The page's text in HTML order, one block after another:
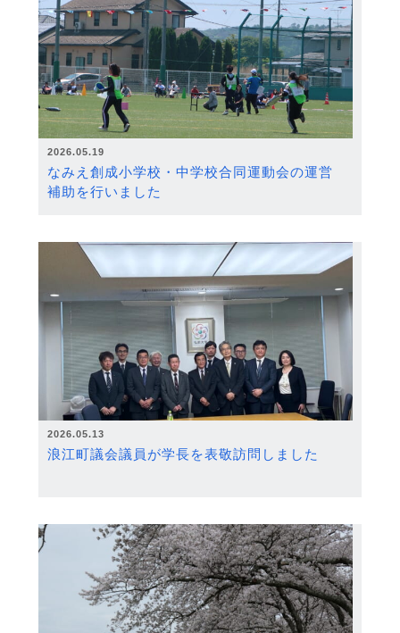
2026.05.19
なみえ創成小学校・中学校合同運動会の運営
補助を行いました
2026.05.13
浪江町議会議員が学長を表敬訪問しました